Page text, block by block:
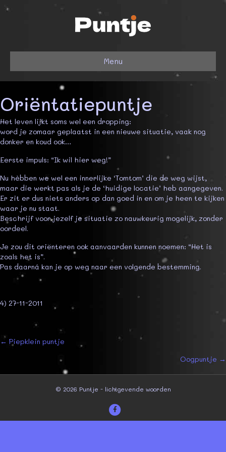
Menu
Oriëntatiepuntje
Het leven lijkt soms wel een dropping:
word je zomaar geplaatst in een nieuwe situatie, vaak nog
donker en koud ook…
Eerste impuls: “Ik wil hier weg!”
Nu hèbben we wel een innerlijke ‘Tomtom’ die de weg wijst,
maar die werkt pas als je de ‘huidige locatie’ heb aangegeven.
Er zit er dus niets anders op dan goed in en om je heen te kijken
waar je nu staat.
Beschrijf voor jezelf je situatie zo nauwkeurig mogelijk, zonder
oordeel.
Je zou dit oriënteren ook aanvaarden kunnen noemen: “Het is
zoals het is”.
Pas daarná kan je op weg naar een volgende bestemming.
4) 27-11-2011
Posts
navigation
← Piepklein puntje
Oogpuntje →
© 2026 Puntje - lichtgevende woorden
Facebook